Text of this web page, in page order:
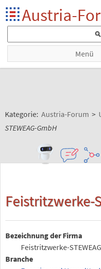
Austria-
Menü
Kategorie: Austria-Forum >
STEWEAG-GmbH
Feistritzwerke-
Bezeichnung der Firma
Feistritzwerke-
Branche